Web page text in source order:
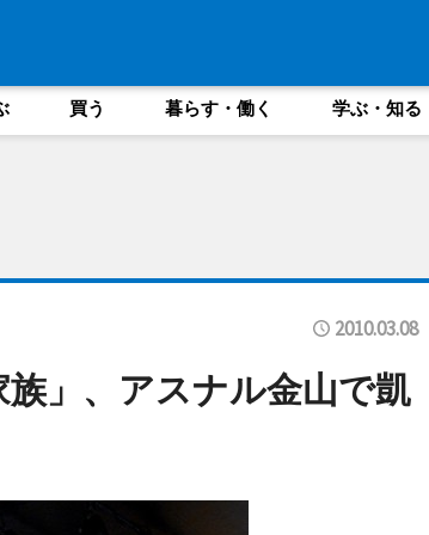
買う 暮らす・働く 学ぶ・知る
2010.03.08
」、アスナル金山で凱